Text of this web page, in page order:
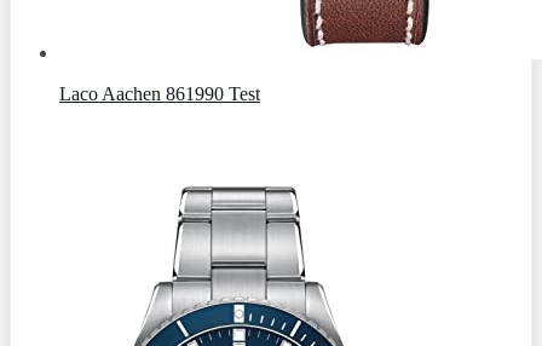
Laco Aachen 861990 Test